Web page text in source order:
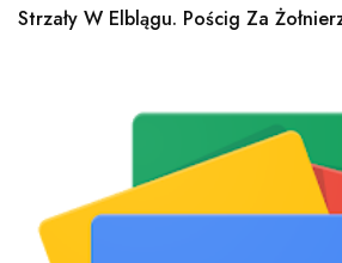
Strzały W Elblągu. Pościg Za